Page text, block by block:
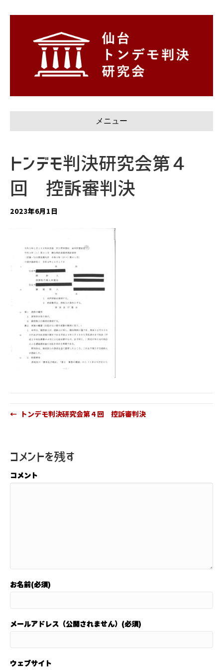
メニュー
トンデモ判決研究会第４
回 控訴審判決
2023年6月1日
← トンデモ判決研究会第４回 控訴審判決
コメントを残す
コメント
お名前(必須)
メールアドレス（公開されません）(必須)
ウェブサイト